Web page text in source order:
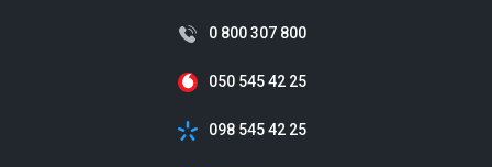
0 800 307 800
050 545 42 25
098 545 42 25